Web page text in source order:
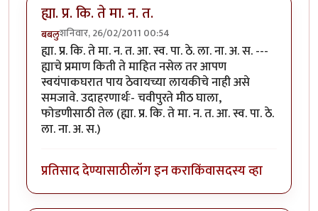
ह्या. प्र. कि. ते मा. न. त.
बबलुशनिवार, 26/02/2011 00:54
ह्या. प्र. कि. ते मा. न. त. आ. स्व. पा. ठे. ला. ना. अ. स. ---
ह्याचे प्रमाण किती ते माहित नसेल तर आपण
स्वयंपाकघरात पाय ठेवायच्या लायकीचे नाही असे
समजावे. उदाहरणार्थः- चवीपुरते मीठ घाला,
फोडणीसाठी तेल (ह्या. प्र. कि. ते मा. न. त. आ. स्व. पा. ठे.
ला. ना. अ. स.)
प्रतिसाद देण्यासाठीलॉग इन कराकिंवासदस्य व्हा